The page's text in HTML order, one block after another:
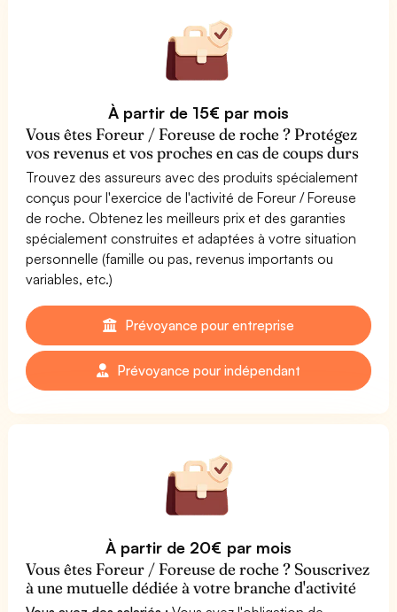
À partir de 15€ par mois
Vous êtes Foreur / Foreuse de roche ? Protégez
vos revenus et vos proches en cas de coups durs
Trouvez des assureurs avec des produits spécialement
conçus pour l'exercice de l'activité de Foreur / Foreuse
de roche. Obtenez les meilleurs prix et des garanties
spécialement construites et adaptées à votre situation
personnelle (famille ou pas, revenus importants ou
variables, etc.)
Prévoyance pour entreprise
Prévoyance pour indépendant
À partir de 20€ par mois
Vous êtes Foreur / Foreuse de roche ? Souscrivez
à une mutuelle dédiée à votre branche d'activité